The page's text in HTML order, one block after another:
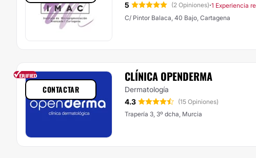
5
(2 Opiniones)·1 Experiencia
C/ Pintor Balaca, 40 Bajo, Cartagena
CLÍNICA OPENDERMA
Dermatología
4.3
(15 Opiniones)
Trapería 3, 3º dcha, Murcia
CONTACTAR